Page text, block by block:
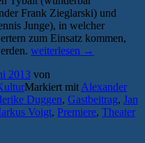
Frank Zieglarski) und
Junge), in welcher
zum Einsatz kommen,
„Mittelmaß!
Macht
Tod/Romeo
und
Julia“
weiterlesen →
2013 von
Markiert mit Alexander
Duggen, Gastbeitrag, Jan
Voigt, Premiere, Theater